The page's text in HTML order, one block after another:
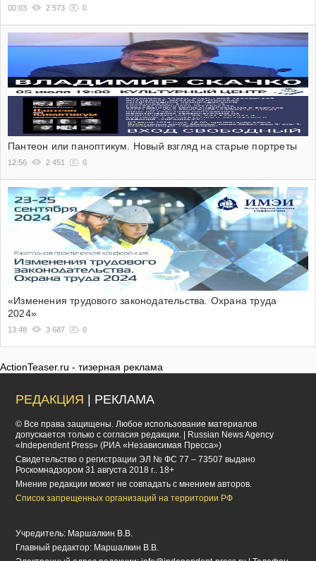
00:03 2 573 0
Пантеон или паноптикум. Новый взгляд на старые портреты
12:56 2 451 0
«Изменения трудового законодательства. Охрана труда
2024»
13:48 3 687 0
ActionTeaser.ru - тизерная реклама
РЕДАКЦИЯ | РЕКЛАМА
© Все права защищены. Любое использование материалов
допускается только с согласия редакции. | Russian News Agency
«Independent Press» (РИА «Независимая Пресса»)
Cвидетельство о регистрации ЭЛ № ФС 77 – 73507 выдано
Роскомнадзором 31 августа 2018 г.. 18+
Мнение редакции может не совпадать с мнением авторов.
Список запрещенных организаций на территории РФ
Учредитель: Маршалкин В.В.
Главный редактор: Маршалкин В.В.